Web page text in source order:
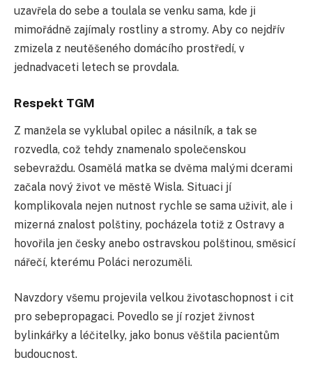
uzavřela do sebe a toulala se venku sama, kde ji
mimořádně zajímaly rostliny a stromy. Aby co nejdřív
zmizela z neutěšeného domácího prostředí, v
jednadvaceti letech se provdala.
Respekt TGM
Z manžela se vyklubal opilec a násilník, a tak se
rozvedla, což tehdy znamenalo společenskou
sebevraždu. Osamělá matka se dvěma malými dcerami
začala nový život ve městě Wisla. Situaci jí
komplikovala nejen nutnost rychle se sama uživit, ale i
mizerná znalost polštiny, pocházela totiž z Ostravy a
hovořila jen česky anebo ostravskou polštinou, směsicí
nářečí, kterému Poláci nerozuměli.
Navzdory všemu projevila velkou životaschopnost i cit
pro sebepropagaci. Povedlo se jí rozjet živnost
bylinkářky a léčitelky, jako bonus věštila pacientům
budoucnost.